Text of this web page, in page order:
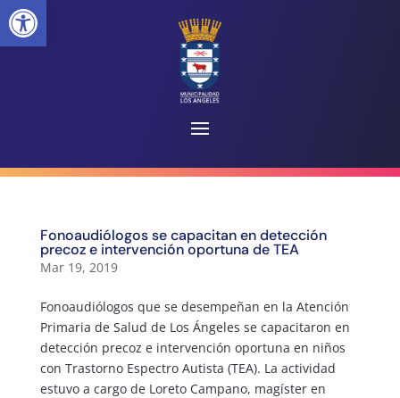
Fonoaudiólogos se capacitan en detección
precoz e intervención oportuna de TEA
Mar 19, 2019
Fonoaudiólogos que se desempeñan en la Atención
Primaria de Salud de Los Ángeles se capacitaron en
detección precoz e intervención oportuna en niños
con Trastorno Espectro Autista (TEA). La actividad
estuvo a cargo de Loreto Campano, magíster en